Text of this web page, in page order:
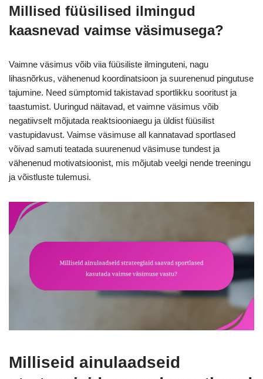
Millised füüsilised ilmingud
kaasnevad vaimse väsimusega?
Vaimne väsimus võib viia füüsiliste ilminguteni, nagu
lihasnõrkus, vähenenud koordinatsioon ja suurenenud pingutuse
tajumine. Need sümptomid takistavad sportlikku sooritust ja
taastumist. Uuringud näitavad, et vaimne väsimus võib
negatiivselt mõjutada reaktsiooniaegu ja üldist füüsilist
vastupidavust. Vaimse väsimuse all kannatavad sportlased
võivad samuti teatada suurenenud väsimuse tundest ja
vähenenud motivatsioonist, mis mõjutab veelgi nende treeningu
ja võistluste tulemusi.
Milliseid ainulaadseid